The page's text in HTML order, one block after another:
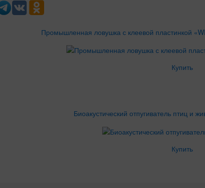
Промышленная ловушка с клеевой пластинкой
Купить
Биоакустический отпугиватель птиц и
Купить